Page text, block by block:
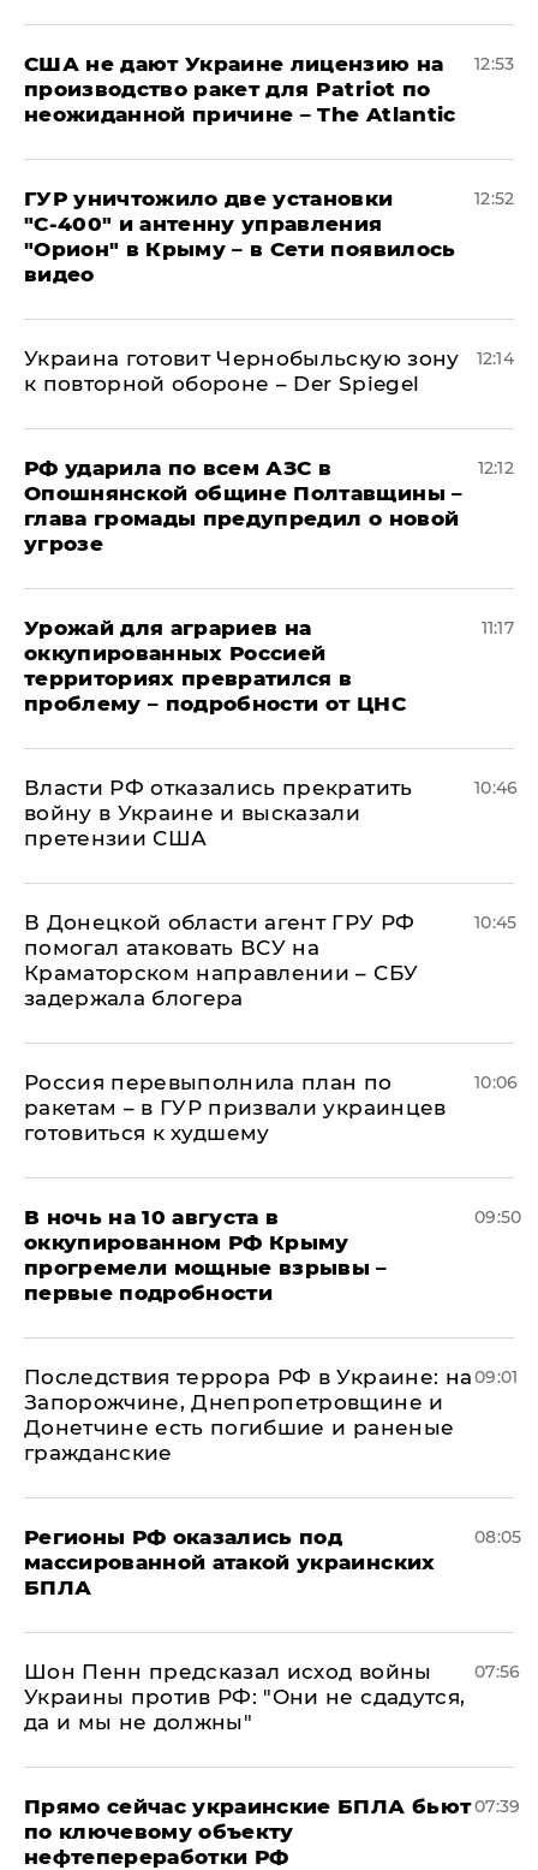
США не дают Украине лицензию на
производство ракет для Patriot по
неожиданной причине – The Atlantic
12:53
ГУР уничтожило две установки
"С‑400" и антенну управления
"Орион" в Крыму – в Сети появилось
видео
12:52
Украина готовит Чернобыльскую зону
к повторной обороне – Der Spiegel
12:14
РФ ударила по всем АЗС в
Опошнянской общине Полтавщины –
глава громады предупредил о новой
угрозе
12:12
Урожай для аграриев на
оккупированных Россией
территориях превратился в
проблему – подробности от ЦНС
11:17
Власти РФ отказались прекратить
войну в Украине и высказали
претензии США
10:46
В Донецкой области агент ГРУ РФ
помогал атаковать ВСУ на
Краматорском направлении – СБУ
задержала блогера
10:45
Россия перевыполнила план по
ракетам – в ГУР призвали украинцев
готовиться к худшему
10:06
В ночь на 10 августа в
оккупированном РФ Крыму
прогремели мощные взрывы –
первые подробности
09:50
Последствия террора РФ в Украине: на
Запорожчине, Днепропетровщине и
Донетчине есть погибшие и раненые
гражданские
09:01
Регионы РФ оказались под
массированной атакой украинских
БПЛА
08:05
Шон Пенн предсказал исход войны
Украины против РФ: "Они не сдадутся,
да и мы не должны"
07:56
Прямо сейчас украинские БПЛА бьют
по ключевому объекту
нефтепереработки РФ
07:39